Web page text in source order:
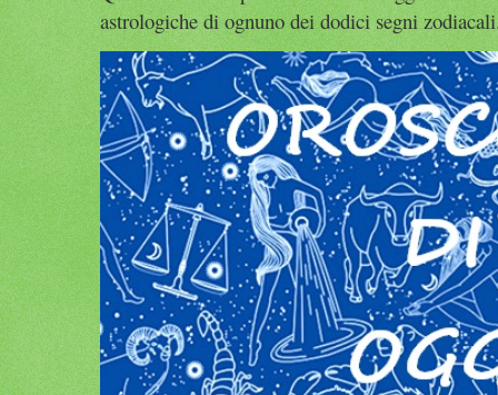
astrologiche di ognuno dei dodici segni